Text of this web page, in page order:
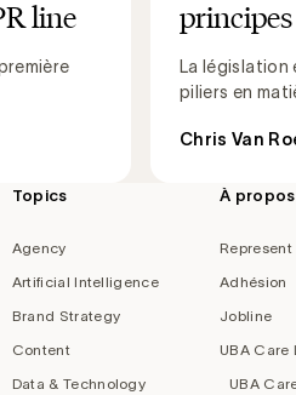
line
principes
La législation
piliers en
Chris Van
Topics
Agency
Artificial Intelligence
Brand Strategy
Content
Data & Technology
À
Represent
Adhésion
Jobline
UBA Care
UBA